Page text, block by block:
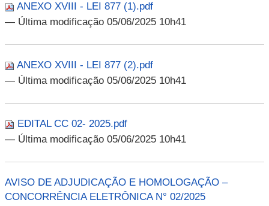
ANEXO XVIII - LEI 877 (1).pdf
— Última modificação 05/06/2025 10h41
ANEXO XVIII - LEI 877 (2).pdf
— Última modificação 05/06/2025 10h41
EDITAL CC 02- 2025.pdf
— Última modificação 05/06/2025 10h41
AVISO DE ADJUDICAÇÃO E HOMOLOGAÇÃO –
CONCORRÊNCIA ELETRÔNICA N° 02/2025